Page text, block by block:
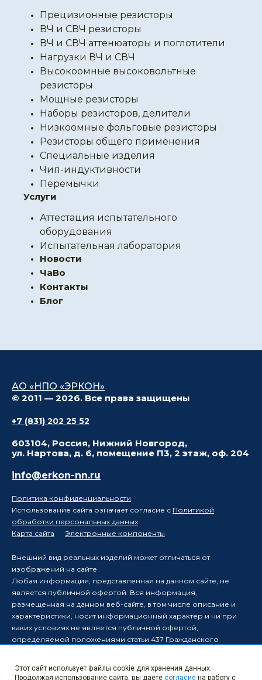
Прецизионные резисторы
ВЧ и СВЧ резисторы
ВЧ и СВЧ аттенюаторы и поглотители
Нагрузки ВЧ и СВЧ
Высокоомные высоковольтные
резисторы
Мощные резисторы
Наборы резисторов, делители
Низкоомные фольговые резисторы
Резисторы общего применения
Специальные изделия
Чип-индуктивности
Перемычки
Услуги
Аттестация испытательного
оборудования
Испытательная лаборатория
Новости
ЧаВо
Контакты
Блог
АО «НПО «ЭРКОН»
© 2011 — 2026. Все права защищены
+7 (831) 202 25 52
603104, Россия, Нижний Новгород,
ул. Нартова, д. 6, помещение П3, 2 этаж, оф. 204
info@erkon-nn.ru
Политика конфиденциальности
Использование сайта означает согласие с Политикой
обработки персональных данных
Карта сайта
Электронные компоненты
Внешний вид реальных изделий может отличаться от
изображений на сайте
Любая информация, представленная на данном сайте, не
является публичной офертой. Вся информация,
размещенная на данном веб-сайте, в том числе описание и
характеристики, носит информационный характер и ни при
каких условиях не является публичной офертой,
определяемой положениями статьи 437 Гражданского
Производитель оставляет за собой право в одностороннем
порядке вносить изменения в информацию, размещенную на
Этот сайт использует файлы cookie для хранения данных.
Продолжая использование сайта, вы даёте согласие на работу с